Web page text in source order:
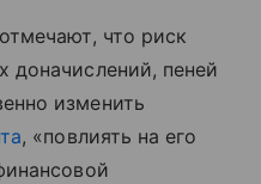
что риск
доначислений, пеней
изменить
, «повлиять на его